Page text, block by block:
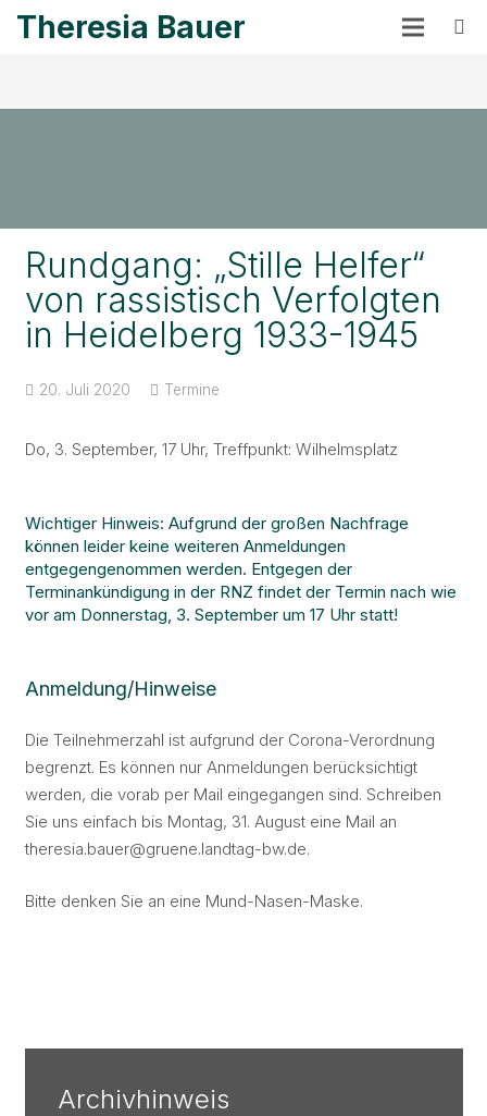
Theresia Bauer
Rundgang: „Stille Helfer“
von rassistisch Verfolgten
in Heidelberg 1933-1945
20. Juli 2020 Termine
Do, 3. September, 17 Uhr, Treffpunkt: Wilhelmsplatz
Wichtiger Hinweis: Aufgrund der großen Nachfrage
können leider keine weiteren Anmeldungen
entgegengenommen werden. Entgegen der
Terminankündigung in der RNZ findet der Termin nach wie
vor am Donnerstag, 3. September um 17 Uhr statt!
Anmeldung/Hinweise
Die Teilnehmerzahl ist aufgrund der Corona-Verordnung
begrenzt. Es können nur Anmeldungen berücksichtigt
werden, die vorab per Mail eingegangen sind. Schreiben
Sie uns einfach bis Montag, 31. August eine Mail an
theresia.bauer@gruene.landtag-bw.de.
Bitte denken Sie an eine Mund-Nasen-Maske.
Archivhinweis